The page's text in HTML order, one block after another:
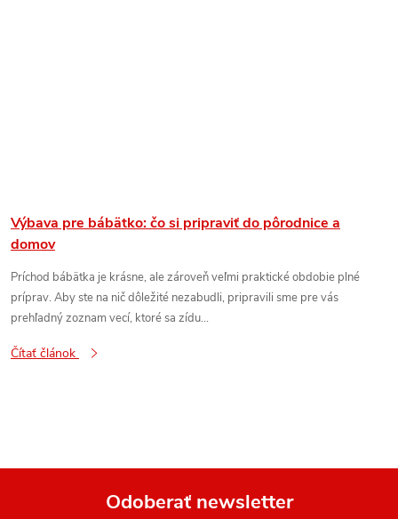
Výbava pre bábätko: čo si pripraviť do pôrodnice a
domov
Príchod bábätka je krásne, ale zároveň veľmi praktické obdobie plné
príprav. Aby ste na nič dôležité nezabudli, pripravili sme pre vás
prehľadný zoznam vecí, ktoré sa zídu...
Čítať článok
Odoberať newsletter